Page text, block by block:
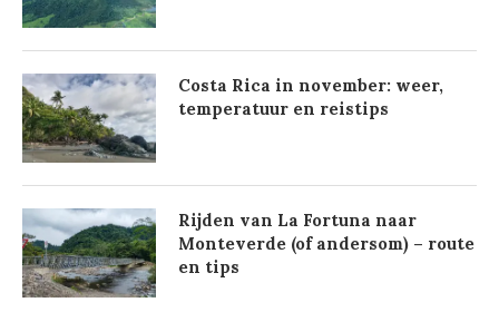
Costa Rica in november: weer,
temperatuur en reistips
Rijden van La Fortuna naar
Monteverde (of andersom) – route
en tips